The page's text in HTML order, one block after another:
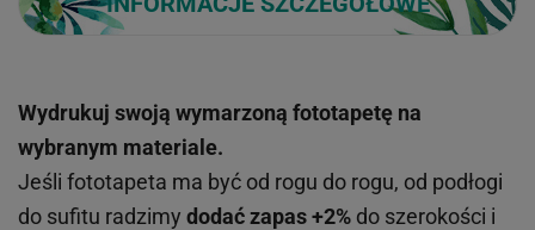
Wydrukuj swoją wymarzoną fototapetę na
wybranym materiale.
Jeśli fototapeta ma być od rogu do rogu, od podłogi
do sufitu radzimy dodać zapas +2% do szerokości i